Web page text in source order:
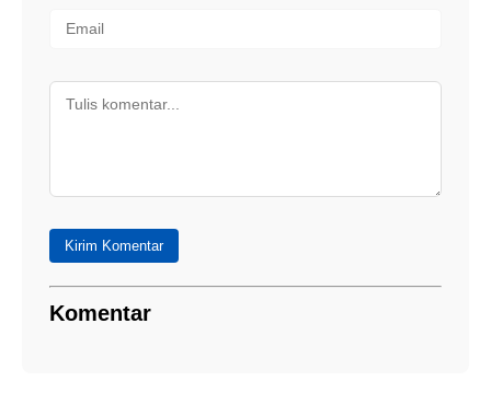
Kirim Komentar
Komentar